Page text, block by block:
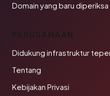
Domain yang baru diperiksa
PERUSAHAAN
Didukung infrastruktur
Tentang
Kebijakan Privasi